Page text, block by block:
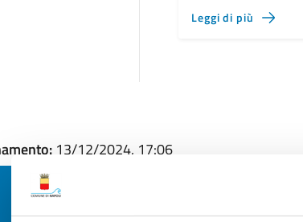
Leggi di più
13/12/2024, 17:06